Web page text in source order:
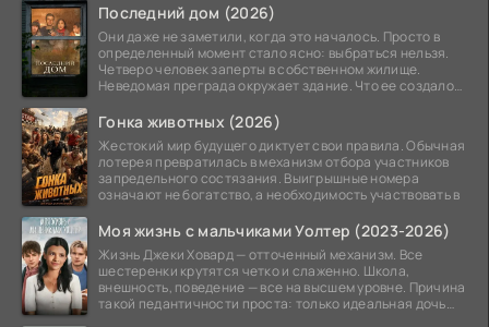
Последний дом (2026)
Они даже не заметили, когда это началось. Просто в
определенный момент стало ясно: выбраться нельзя.
Четверо человек заперты в собственном жилище.
Неведомая преграда окружает здание. Что ее создало
Гонка животных (2026)
Жестокий мир будущего диктует свои правила. Обычная
лотерея превратилась в механизм отбора участников
запредельного состязания. Выигрышные номера
означают не богатство, а необходимость участвовать в
Моя жизнь с мальчиками Уолтер (2023-2026)
Жизнь Джеки Ховард — отточенный механизм. Все
шестеренки крутятся четко и слаженно. Школа,
внешность, поведение — все на высшем уровне. Причина
такой педантичности проста: только идеальная дочь